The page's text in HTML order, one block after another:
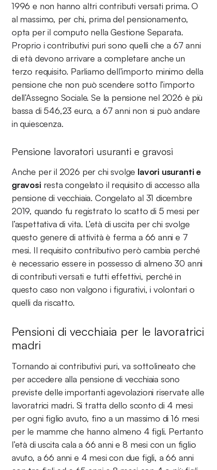
1996 e non hanno altri contributi versati prima. O
al massimo, per chi, prima del pensionamento,
opta per il computo nella Gestione Separata.
Proprio i contributivi puri sono quelli che a 67 anni
di età devono arrivare a completare anche un
terzo requisito. Parliamo dell’importo minimo della
pensione che non può scendere sotto l’importo
dell’Assegno Sociale. Se la pensione nel 2026 è più
bassa di 546,23 euro, a 67 anni non si può andare
in quiescenza.
Pensione lavoratori usuranti e gravosi
Anche per il 2026 per chi svolge lavori usuranti e
gravosiresta congelato il requisito di accesso alla
pensione di vecchiaia. Congelato al 31 dicembre
2019, quando fu registrato lo scatto di 5 mesi per
l’aspettativa di vita. L’età di uscita per chi svolge
questo genere di attività è ferma a 66 anni e 7
mesi. Il requisito contributivo però cambia perché
è necessario essere in possesso di almeno 30 anni
di contributi versati e tutti effettivi, perché in
questo caso non valgono i figurativi, i volontari o
quelli da riscatto.
Pensioni di vecchiaia per le lavoratrici
madri
Tornando ai contributivi puri, va sottolineato che
per accedere alla pensione di vecchiaia sono
previste delle importanti agevolazioni riservate alle
lavoratrici madri. Si tratta dello sconto di 4 mesi
per ogni figlio avuto, fino a un massimo di 16 mesi
per le mamme che hanno almeno 4 figli. Pertanto
l’età di uscita cala a 66 anni e 8 mesi con un figlio
avuto, a 66 anni e 4 mesi con due figli, a 66 anni